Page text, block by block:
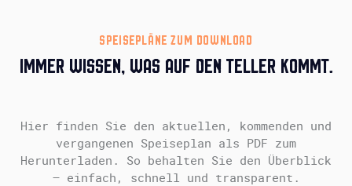
SPEISEPLÄNE ZUM DOWNLOAD
IMMER WISSEN, WAS AUF DEN TELLER KOMMT.
Hier finden Sie den aktuellen, kommenden und
vergangenen Speiseplan als PDF zum
Herunterladen. So behalten Sie den Überblick
– einfach, schnell und transparent.